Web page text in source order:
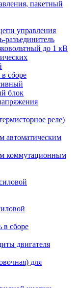
пакетный
управления
разъединитель
до 1 кВ
сборе
блок
реле)
автоматическим
коммутационным
в сборе
двигателя
для